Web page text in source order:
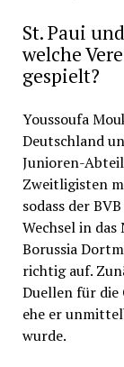
St. Paui
welche
gespielt?
Youssoufa
Deutschland
Junioren-
Zweitligisten
sodass der
Wechsel in
Borussia
richtig auf.
Duellen für die
ehe er
wurde.